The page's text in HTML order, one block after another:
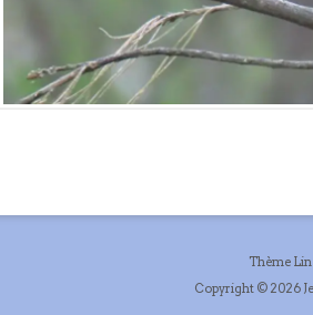
Thème
Copyright © 2026